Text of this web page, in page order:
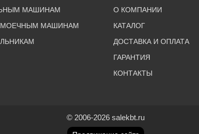
МАШИНАМ
МАШИНАМ
О КОМПАНИИ
КАТАЛОГ
ДОСТАВКА И ОПЛАТА
ГАРАНТИЯ
КОНТАКТЫ
© 2006-2026 salekbt.ru